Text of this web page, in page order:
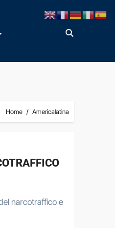
Home Americalatina
narcotraffico e